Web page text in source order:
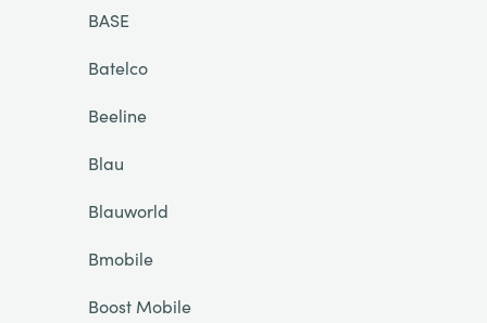
BASE
Batelco
Beeline
Blau
Blauworld
Bmobile
Boost Mobile